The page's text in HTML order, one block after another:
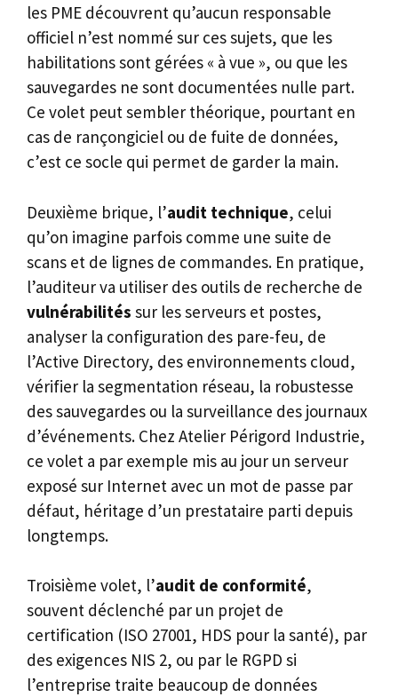
les PME découvrent qu’aucun responsable
officiel n’est nommé sur ces sujets, que les
habilitations sont gérées « à vue », ou que les
sauvegardes ne sont documentées nulle part.
Ce volet peut sembler théorique, pourtant en
cas de rançongiciel ou de fuite de données,
c’est ce socle qui permet de garder la main.
Deuxième brique, l’audit technique, celui
qu’on imagine parfois comme une suite de
scans et de lignes de commandes. En pratique,
l’auditeur va utiliser des outils de recherche de
vulnérabilités sur les serveurs et postes,
analyser la configuration des pare-feu, de
l’Active Directory, des environnements cloud,
vérifier la segmentation réseau, la robustesse
des sauvegardes ou la surveillance des journaux
d’événements. Chez Atelier Périgord Industrie,
ce volet a par exemple mis au jour un serveur
exposé sur Internet avec un mot de passe par
défaut, héritage d’un prestataire parti depuis
longtemps.
Troisième volet, l’audit de conformité,
souvent déclenché par un projet de
certification (ISO 27001, HDS pour la santé), par
des exigences NIS 2, ou par le RGPD si
l’entreprise traite beaucoup de données